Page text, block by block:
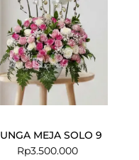
MEJA SOLO 9
Rp3.500.000